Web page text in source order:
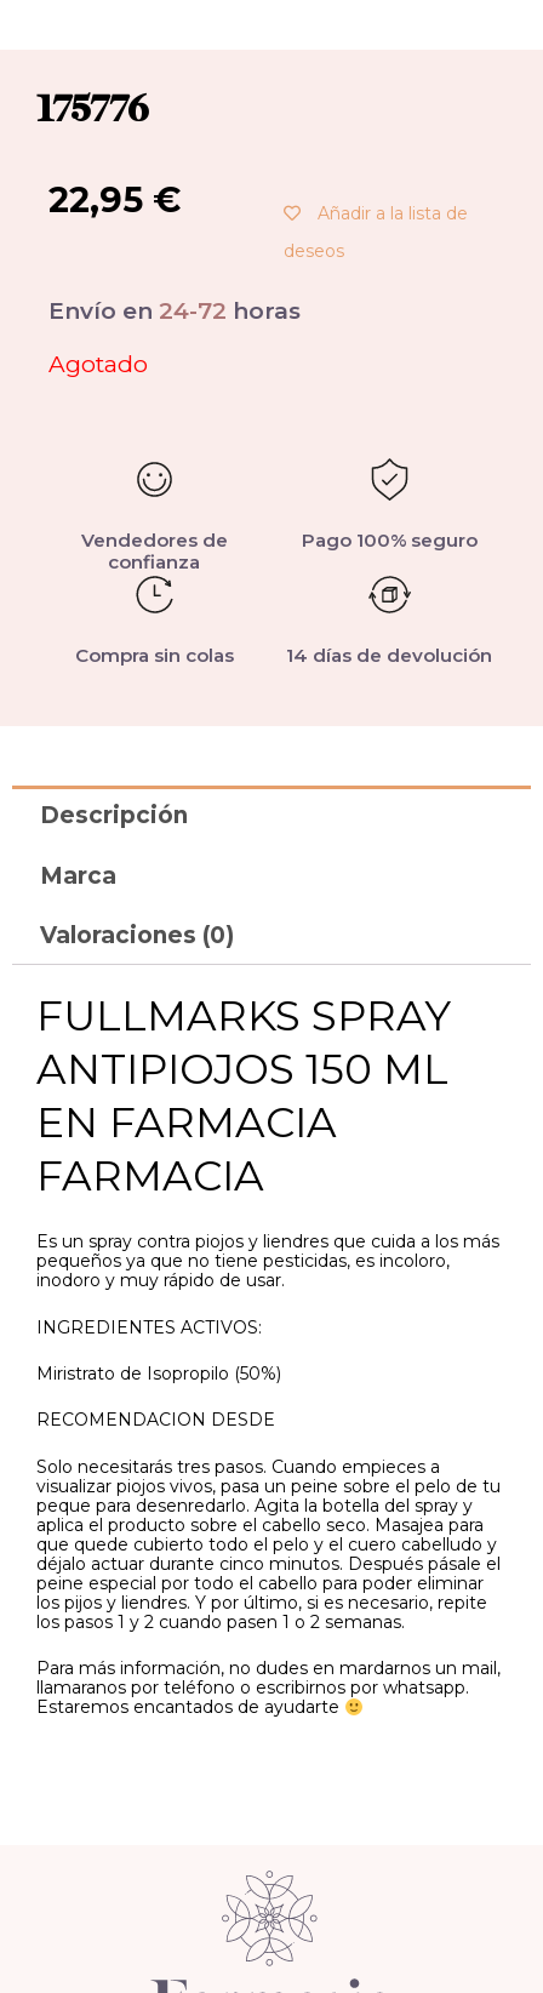
175776
22,95 €
Añadir a la lista de
deseos
Envío en 24-72 horas
Agotado
Vendedores de
confianza
Pago 100% seguro
Compra sin colas 14 días de devolución
Descripción
Marca
Valoraciones (0)
FULLMARKS SPRAY
ANTIPIOJOS 150 ML
EN FARMACIA
FARMACIA
Es un spray contra piojos y liendres que cuida a los más
pequeños ya que no tiene pesticidas, es incoloro,
inodoro y muy rápido de usar.
INGREDIENTES ACTIVOS:
Miristrato de Isopropilo (50%)
RECOMENDACION DESDE
Solo necesitarás tres pasos. Cuando empieces a
visualizar piojos vivos, pasa un peine sobre el pelo de tu
peque para desenredarlo. Agita la botella del spray y
aplica el producto sobre el cabello seco. Masajea para
que quede cubierto todo el pelo y el cuero cabelludo y
déjalo actuar durante cinco minutos. Después pásale el
peine especial por todo el cabello para poder eliminar
los pijos y liendres. Y por último, si es necesario, repite
los pasos 1 y 2 cuando pasen 1 o 2 semanas.
Para más información, no dudes en mardarnos un mail,
llamaranos por teléfono o escribirnos por whatsapp.
Estaremos encantados de ayudarte